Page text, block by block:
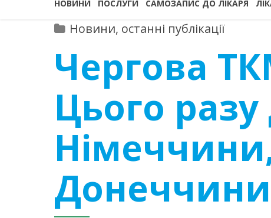
НОВИНИ ПОСЛУГИ САМОЗАПИС ДО ЛІКАРЯ
Новини, останні публікації
Чергова
Цього
Донеччини